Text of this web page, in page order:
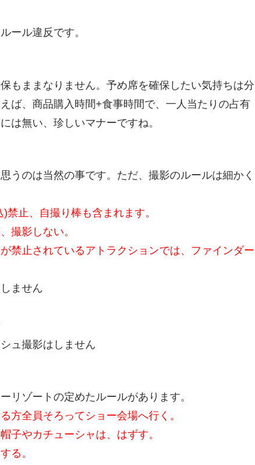
ール違反です。
もままなりません。予め席を確保したい気持ちは分
ば、商品購入時間+食事時間で、一人当たりの占有
は無い、珍しいマナーですね。
うのは当然の事です。ただ、撮影のルールは細かく
止、自撮り棒も含まれます。
撮影しない。
禁止されているアトラクションでは、ファインダー
ません
ュ撮影はしません
リゾートの定めたルールがあります。
方全員そろってショー会場へ行く。
子やカチューシャは、はずす。
る。